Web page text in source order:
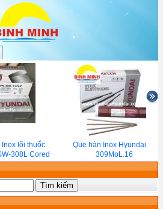
Inox lõi thuốc
308L Cored
Que hàn Inox Hyundai S-
309MoL.16